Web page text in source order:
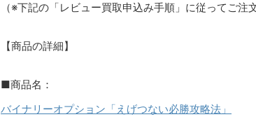
（※下記の「レビュー買取申込み手順」に従ってご注
【商品の詳細】
■商品名：
バイナリーオプション「えげつない必勝攻略法」